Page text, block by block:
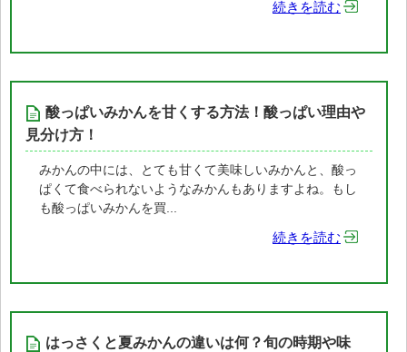
続きを読む
酸っぱいみかんを甘くする方法！酸っぱい理由や
見分け方！
みかんの中には、とても甘くて美味しいみかんと、酸っ
ぱくて食べられないようなみかんもありますよね。もし
も酸っぱいみかんを買...
続きを読む
はっさくと夏みかんの違いは何？旬の時期や味